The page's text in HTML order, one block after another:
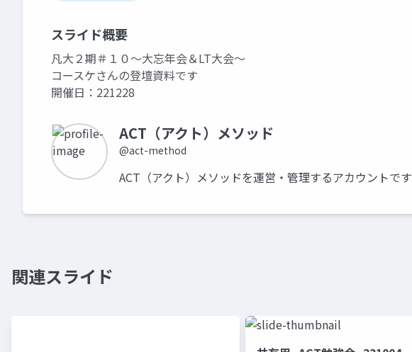
スライド概要
凡大２期＃１０〜大忘年会＆LT大会〜
コースケさんの登壇資料です
開催日：221228
ACT（アクト）メソッド
@act-method
ACT（アクト）メソッドを運営・管理するアカウントです
関連スライド